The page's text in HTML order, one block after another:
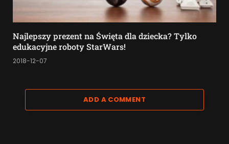
Najlepszy prezent na Święta dla dziecka? Tylko
edukacyjne roboty StarWars!
2018-12-07
ADD A COMMENT